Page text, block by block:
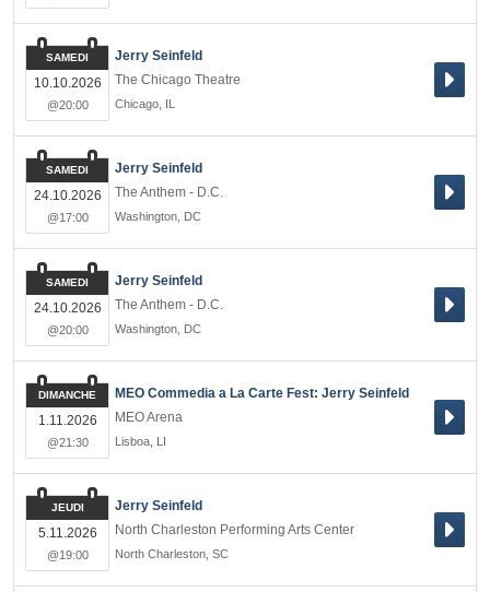
Jerry Seinfeld
The Chicago Theatre
Chicago IL
SAMEDI
10.10.2026
@20:00
Jerry Seinfeld
The Anthem - D.C.
Washington DC
SAMEDI
24.10.2026
@17:00
Jerry Seinfeld
The Anthem - D.C.
Washington DC
SAMEDI
24.10.2026
@20:00
MEO Commedia a La Carte Fest: Jerry Seinfeld
MEO Arena
Lisboa LI
DIMANCHE
1.11.2026
@21:30
Jerry Seinfeld
North Charleston Performing Arts Center
North Charleston SC
JEUDI
5.11.2026
@19:00